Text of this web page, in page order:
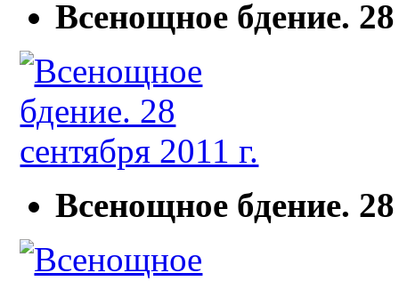
Всенощное бдение.
Всенощное бдение.